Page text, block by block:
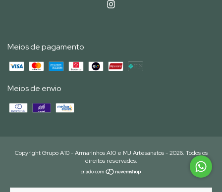
Meios de pagamento
Meios de envio
Copyright Grupo A10 - Armarinhos A10 e MJ Artesanatos - 2026. Todos os
direitos reservados.